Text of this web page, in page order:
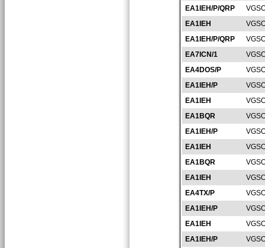
EA1IEH/P/QRP
EA1IEH
EA1IEH/P/QRP
EA7ICN/1
EA4DOS/P
EA1IEH/P
EA1IEH
EA1BQR
EA1IEH/P
EA1IEH
EA1BQR
EA1IEH
EA4TX/P
EA1IEH/P
EA1IEH
EA1IEH/P